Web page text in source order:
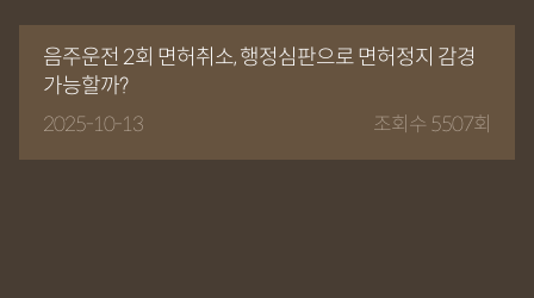
음주운전 2회 면허취소, 행정심판으로 면허정지 감경
가능할까?
2025-10-13 조회수 5507회